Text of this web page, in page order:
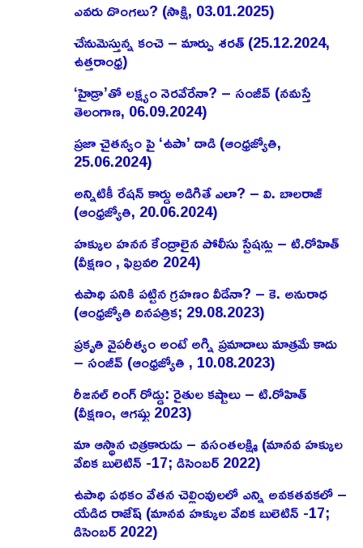
ఎవరు దొంగలు? (సాక్షి, 03.01.2025)
చేనుమెస్తున్న కంచె – మార్పు శరత్ (25.12.2024,
ఉత్తరాంధ్ర)
‘హైడ్రా’తో లక్ష్యం నెరవేరేనా? – సంజీవ్ (నమస్తే
తెలంగాణ, 06.09.2024)
ప్రజా చైతన్యం పై ‘ఉపా’ దాడి (ఆంధ్రజ్యోతి,
25.06.2024)
అన్నిటికీ రేషన్ కార్డు అడిగితే ఎలా? – వి. బాలరాజ్‌
(ఆంధ్రజ్యోతి, 20.06.2024)
హక్కుల హనన కేంద్రాలైన పోలీసు స్టేషన్లు – టి.రోహిత్
(వీక్షణం , ఫిబ్రవరి 2024)
ఉపాధి పనికి పట్టిన గ్రహణం వీడేనా? – కె. అనురాధ
(ఆంధ్రజ్యోతి దినపత్రిక; 29.08.2023)
ప్రకృతి వైపరీత్యం అంటే అగ్ని ప్రమాదాలు మాత్రమే కాదు
– సంజీవ్ (ఆంధ్రజ్యోతి , 10.08.2023)
రీజనల్ రింగ్ రోడ్డు: రైతుల కష్టాలు – టి.రోహిత్
(వీక్షణం, ఆగష్టు 2023)
మా ఆస్థాన చిత్రకారుడు – వసంతలక్ష్మి (మానవ హక్కుల
వేదిక బులెటిన్ -17; డిసెంబర్ 2022)
ఉపాధి పథకం వేతన చెల్లింవులలో ఎన్ని అవకతవకలో –
యేడిద రాజేష్‌ (మానవ హక్కుల వేదిక బులెటిన్ -17;
డిసెంబర్ 2022)